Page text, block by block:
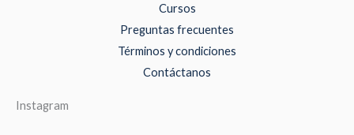
Cursos
Preguntas frecuentes
Términos y condiciones
Contáctanos
Instagram